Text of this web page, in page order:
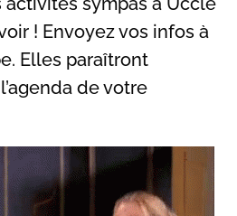
! Envoyez vos infos à
. Elles paraîtront
de votre